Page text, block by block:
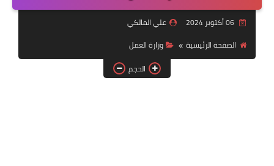
التقنية
سلف وقروض
وزارة العمل
06 أكتوبر 2024
علي المالكي
الصفحة الرئيسية
وزارة العمل
الحجم